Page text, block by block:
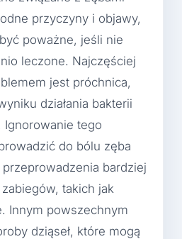
przyczyny i objawy,
poważne, jeśli nie
leczone. Najczęściej
jest próchnica,
działania bakterii
Ignorowanie tego
do bólu zęba
bardziej
takich jak
Innym powszechnym
dziąseł, które mogą